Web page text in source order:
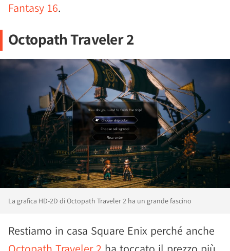
Fantasy 16.
Octopath Traveler 2
La grafica HD-2D di Octopath Traveler 2 ha un grande fascino
Restiamo in casa Square Enix perché anche